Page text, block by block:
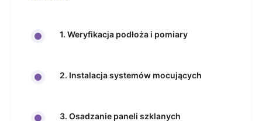
1. Weryfikacja podłoża i pomiary
2. Instalacja systemów mocujących
3. Osadzanie paneli szklanych